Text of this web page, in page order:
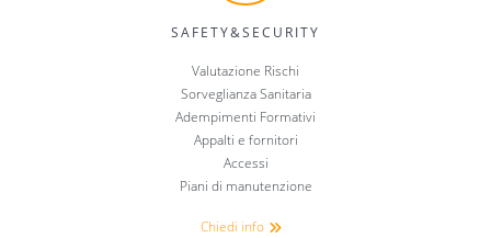
SAFETY&SECURITY
Valutazione Rischi
Sorveglianza Sanitaria
Adempimenti Formativi
Appalti e fornitori
Accessi
Piani di manutenzione
Chiedi info